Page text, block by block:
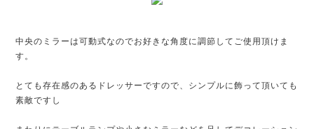
中央のミラーは可動式なのでお好きな角度に調節してご使用頂けま
す。
とても存在感のあるドレッサーですので、シンプルに飾って頂いても
素敵ですし